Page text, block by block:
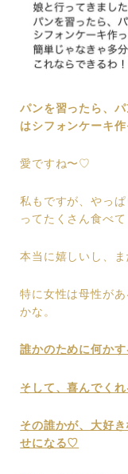
パンを習ったら、
はシフォンケーキ作
愛ですね〜♡
私もですが、やっ
ってたくさん食べて
本当に嬉しいし、ま
特に女性は母性が
かな。
誰かのために何かす
そして、喜んでくれ
その誰かが、大好
せになる♡